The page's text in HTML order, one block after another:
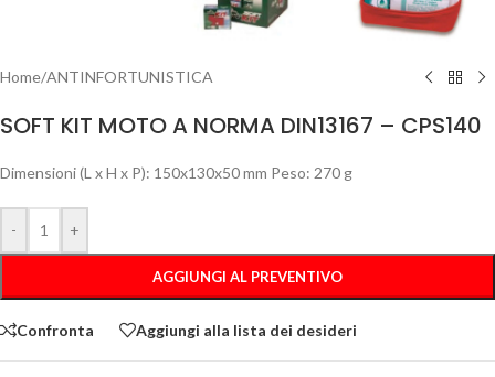
Home/ANTINFORTUNISTICA
SOFT KIT MOTO A NORMA DIN13167 – CPS140
Dimensioni (L x H x P): 150x130x50 mm Peso: 270 g
- +
AGGIUNGI AL PREVENTIVO
Confronta Aggiungi alla lista dei desideri